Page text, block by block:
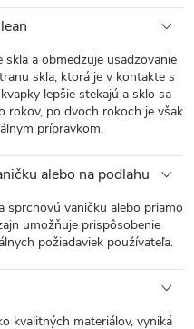
skla a obmedzuje usadzovanie
skla, ktorá je v kontakte s
lepšie stekajú a sklo sa
rokov, po dvoch rokoch je však
prípravkom.
alebo na podlahu
sprchovú vaničku alebo priamo
umožňuje prispôsobenie
požiadaviek používateľa.
kvalitných materiálov, vyniká